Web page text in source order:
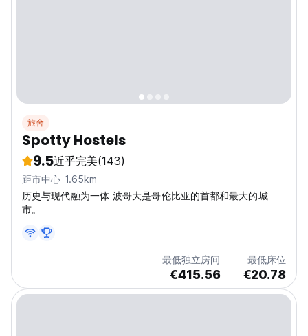
旅舍
Spotty Hostels
9.5近乎完美(143)
距市中心 1.65km
历史与现代融为一体 波哥大是哥伦比亚的首都和最大的城
市。
最低独立房间
€415.56
最低床位
€20.78